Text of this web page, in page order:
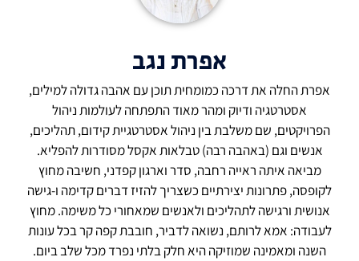
אפרת נגב
אפרת החלה את דרכה כמומחית תוכן עם אהבה גדולה למילים,
אסטרטגיה ודיוק ומהר מאוד התפתחה לעולמות ניהול
הפרויקטים, שם משלבת בין ניהול אסטרטגיית קידום, תהליכים,
אנשים וגם (באהבה רבה) טבלאות אקסל מסודרות להפליא.
מביאה איתה ראייה רחבה, סדר וארגון קפדני, חשיבה מחוץ
לקופסה, פתרונות יצירתיים כשצריך להזיז דברים קדימה ו-גישה
אנושית ורגישה לתהליכים ולאנשים שמאחורי כל משימה. מחוץ
לעבודה: אמא לרותם, נשואה לדביר, חובבת קפה קר בכל עונות
השנה ומאמינה שמוזיקה היא חלק בלתי נפרד מכל שלב ביום.